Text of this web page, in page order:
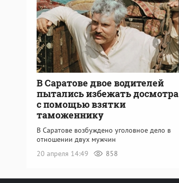
В Саратове двое водителей
пытались избежать досмотра
с помощью взятки
таможеннику
В Саратове возбуждено уголовное дело в
отношении двух мужчин
20 апреля 14:49
858